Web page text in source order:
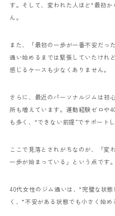
す。そして、変われた人ほど“最初
ん。
また、「最初の一歩が一番不安だっ
通い始めるまでは緊張していたけれ
感じるケースも少なくありません。
さらに、最近のパーソナルジムは初
所も増えています。運動経験ゼロや
も多く、“できない前提”でサポート
ここで見落とされがちなのが、「変
一歩が始まっている」という点です。
40代女性のジム通いは、“完璧な状
く、“不安がある状態でも小さく始め